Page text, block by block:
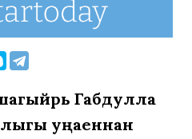
Габдулла
уңаеннан